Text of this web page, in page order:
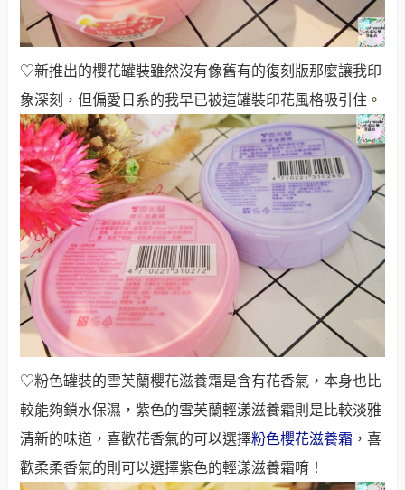
♡新推出的櫻花罐裝雖然沒有像舊有的復刻版那麼讓我印
象深刻，但偏愛日系的我早已被這罐裝印花風格吸引住 。
♡粉色罐裝的雪芙蘭櫻花滋養霜是含有花香氣，本身也比
較能夠鎖水保濕，紫色的雪芙蘭輕漾滋養霜則是比較淡雅
清新的味道，喜歡花香氣的可以選擇粉色櫻花滋養霜 ，喜
歡柔柔香氣的則可以選擇紫色的輕漾滋養霜唷！